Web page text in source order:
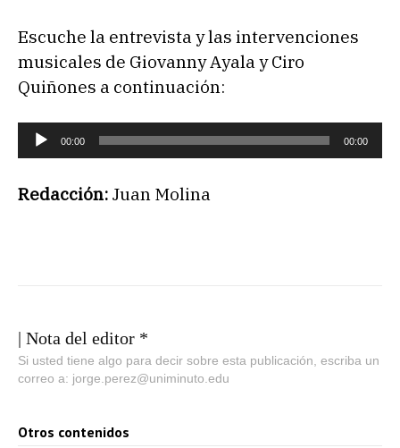
Escuche la entrevista y las intervenciones
musicales de Giovanny Ayala y Ciro
Quiñones a continuación:
e
p
t
o
r
e
00:00 00:00
Redacción: Juan Molina
| Nota del editor *
Si usted tiene algo para decir sobre esta publicación, escriba un
correo a: jorge.perez@uniminuto.edu
Otros contenidos